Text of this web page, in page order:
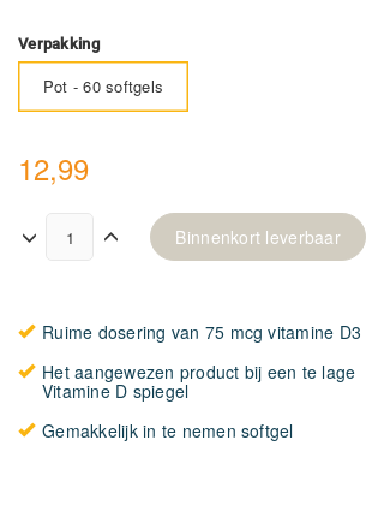
Verpakking
Pot - 60 softgels
12,99
Binnenkort leverbaar
Ruime dosering van 75 mcg vitamine D3
Het aangewezen product bij een te lage
Vitamine D spiegel
Gemakkelijk in te nemen softgel